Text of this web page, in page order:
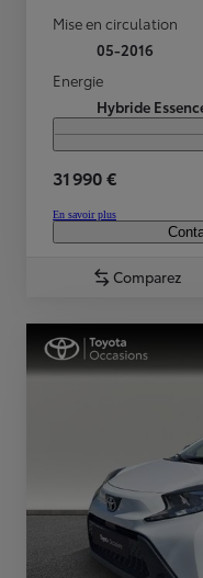
Mise en circulation
05-2016
Energie
Hybride
31 990 €
En savoir plus
Comparez